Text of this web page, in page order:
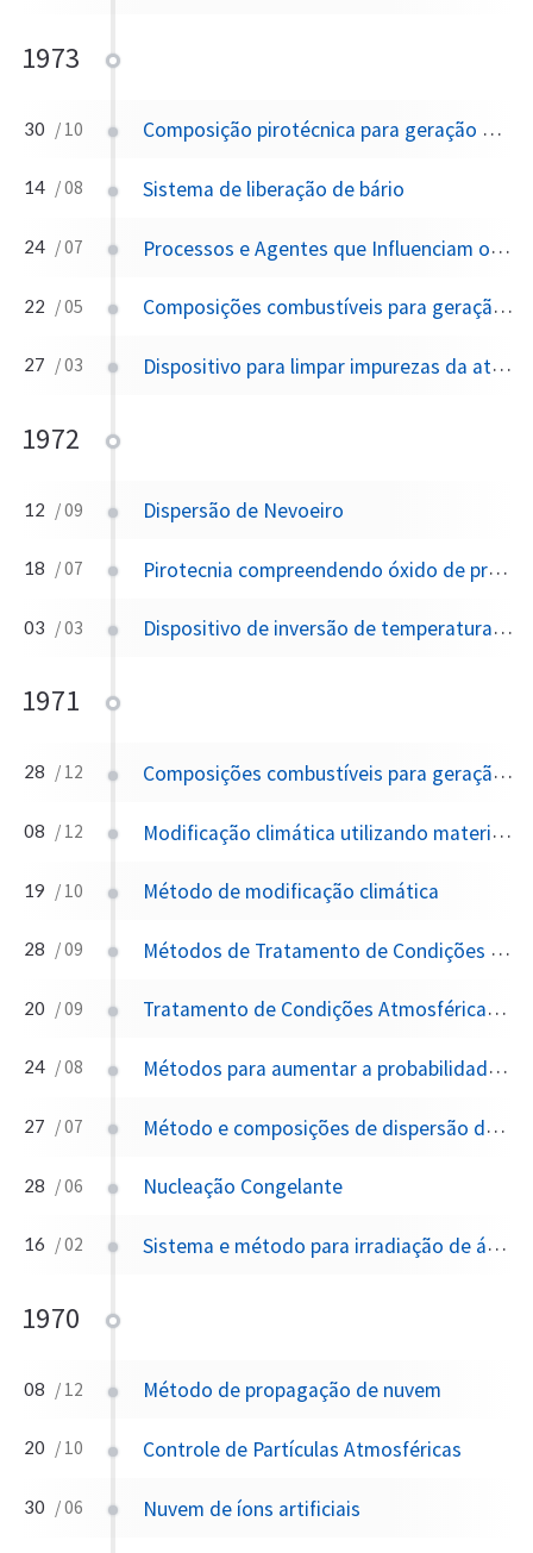
1973
30 / 10 Composição pirotécnica para geração de fumaça à base de chumbo
14 / 08 Sistema de liberação de bário
24 / 07 Processos e Agentes que Influenciam o Clima
22 / 05 Composições combustíveis para geração de aerossóis, particularmente adequadas para modificação de nuvens e controle climático e processo de aerossolização
27 / 03 Dispositivo para limpar impurezas da atmosfera
1972
12 / 09 Dispersão de Nevoeiro
18 / 07 Pirotecnia compreendendo óxido de prata para uso em modificação climática
03 / 03 Dispositivo de inversão de temperatura solar
1971
28 / 12 Composições combustíveis para geração de aerossóis, particularmente adequadas para modificação de nuvens, controle climático e processo de aerossolização
08 / 12 Modificação climática utilizando material microencapsulado
19 / 10 Método de modificação climática
28 / 09 Métodos de Tratamento de Condições Atmosféricas
20 / 09 Tratamento de Condições Atmosféricas por Dispensação Intermitente de Materiais Nelas
24 / 08 Métodos para aumentar a probabilidade de precipitação pela introdução artificial de vapor de água do mar na atmosfera a favor de uma região de elevação aérea
27 / 07 Método e composições de dispersão de névoa
28 / 06 Nucleação Congelante
16 / 02 Sistema e método para irradiação de áreas de superfície planetária
1970
08 / 12 Método de propagação de nuvem
20 / 10 Controle de Partículas Atmosféricas
30 / 06 Nuvem de íons artificiais